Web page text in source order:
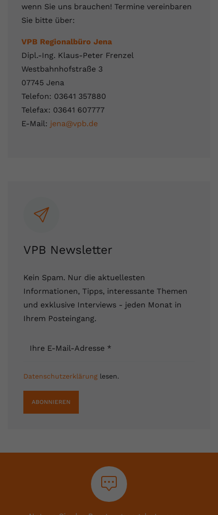
wenn Sie uns brauchen! Termine vereinbaren
Sie bitte über:
VPB Regionalbüro Jena
Dipl.-Ing. Klaus-Peter Frenzel
Westbahnhofstraße 3
07745 Jena
Telefon: 03641 357880
Telefax: 03641 607777
E-Mail: jena@vpb.de
VPB Newsletter
Kein Spam. Nur die aktuellesten
Informationen, Tipps, interessante Themen
und exklusive Interviews - jeden Monat in
Ihrem Posteingang.
Ihre E-Mail-Adresse *
Datenschutzerklärunglesen.
ABONNIEREN